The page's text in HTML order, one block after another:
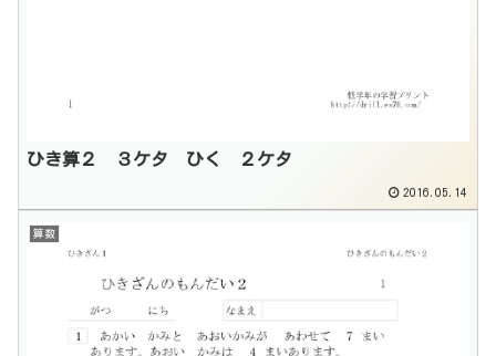
ひき算２ ３ケタ ひく ２ケタ
2016.05.14
算数